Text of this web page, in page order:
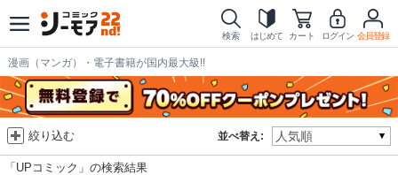
検索 はじめて カート ログイン 会員登録
漫画（マンガ）・電子書籍が国内最大級!!
並べ替え:
絞り込む
「UPコミック」の検索結果